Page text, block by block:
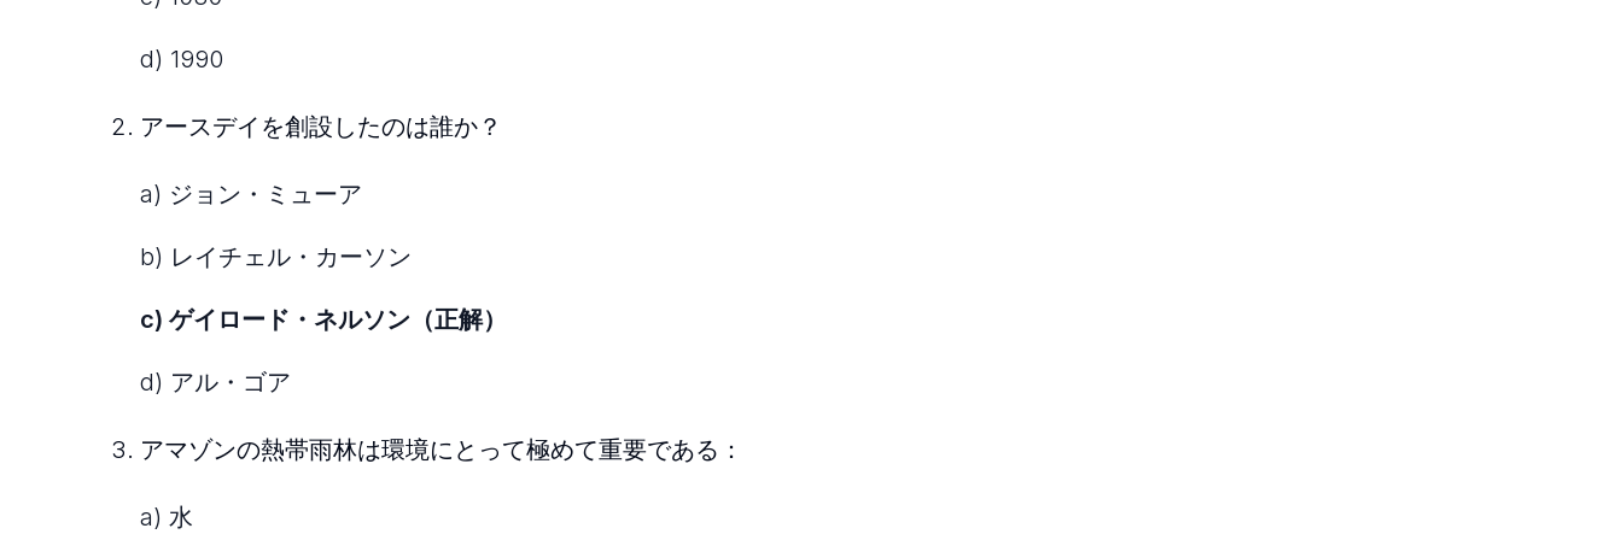
d) 1990
アースデイを創設したのは誰か？
a) ジョン・ミューア
b) レイチェル・カーソン
c) ゲイロード・ネルソン（正解）
d) アル・ゴア
アマゾンの熱帯雨林は環境にとって極めて重要である：
a) 水